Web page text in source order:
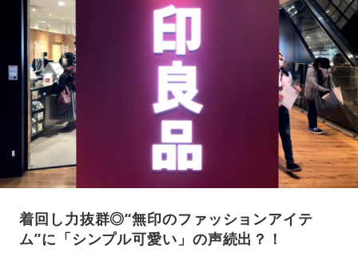
着回し力抜群◎“無印のファッションアイテ
ム”に「シンプル可愛い」の声続出？！